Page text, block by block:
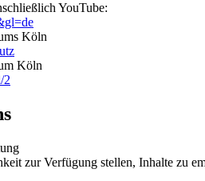
YouTube:
Köln
Köln
2
zur Verfügung stellen, Inhalte zu